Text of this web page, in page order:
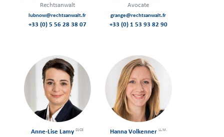
Rechtsanwalt
lubnow@rechtsanwalt.fr
+33 (0) 5 56 28 38 07
Avocate
grange@rechtsanwalt.fr
+33 (0) 1 53 93 82 90
Anne-Lise LamyDJCE Hanna Volkenner LL.M.